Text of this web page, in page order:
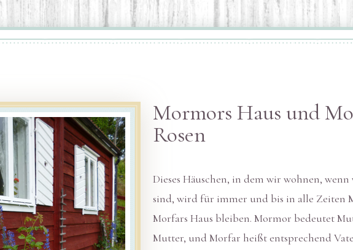
Mormors Haus und
Rosen
Dieses Häuschen, in dem wir wohnen,
sind, wird für immer und bis in alle Zeiten
Morfars Haus bleiben. Mormor bedeutet
Mutter, und Morfar heißt entsprechend